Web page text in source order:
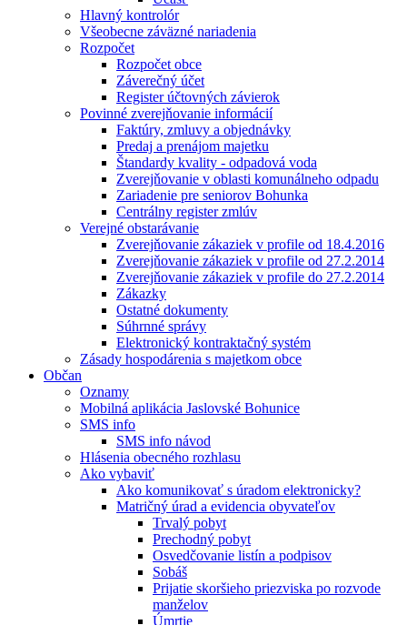
Hlavný kontrolór
Všeobecne záväzné nariadenia
Rozpočet
Rozpočet obce
Záverečný účet
Register účtovných závierok
Povinné zverejňovanie informácií
Faktúry, zmluvy a objednávky
Predaj a prenájom majetku
Štandardy kvality - odpadová voda
Zverejňovanie v oblasti komunálneho odpadu
Zariadenie pre seniorov Bohunka
Centrálny register zmlúv
Verejné obstarávanie
Zverejňovanie zákaziek v profile od 18.4.2016
Zverejňovanie zákaziek v profile od 27.2.2014
Zverejňovanie zákaziek v profile do 27.2.2014
Zákazky
Ostatné dokumenty
Súhrnné správy
Elektronický kontraktačný systém
Zásady hospodárenia s majetkom obce
Občan
Oznamy
Mobilná aplikácia Jaslovské Bohunice
SMS info
SMS info návod
Hlásenia obecného rozhlasu
Ako vybaviť
Ako komunikovať s úradom elektronicky?
Matričný úrad a evidencia obyvateľov
Trvalý pobyt
Prechodný pobyt
Osvedčovanie listín a podpisov
Sobáš
Prijatie skoršieho priezviska po rozvode
manželov
Úmrtie